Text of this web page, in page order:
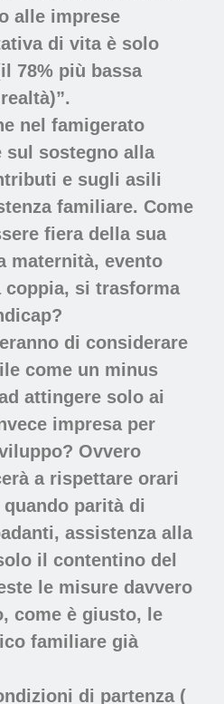
alle imprese
di vita è solo
78% più bassa
nel famigerato
sul sostegno alla
e sugli asili
familiare. Come
fiera della sua
maternità, evento
si trasforma
di considerare
come un minus
attingere solo ai
impresa per
Ovvero
a rispettare orari
parità di
assistenza alla
il contentino del
le misure davvero
come è giusto, le
familiare già
di partenza (